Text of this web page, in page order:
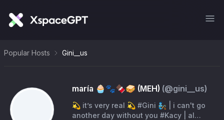
Popular Hosts Gini__us
maría 🧁🐾🍫🥪 (MEH) (@gini__us)
💫 it’s very real 💫 #Gini 🧞 | i can't go
another day without you #Kacy | al